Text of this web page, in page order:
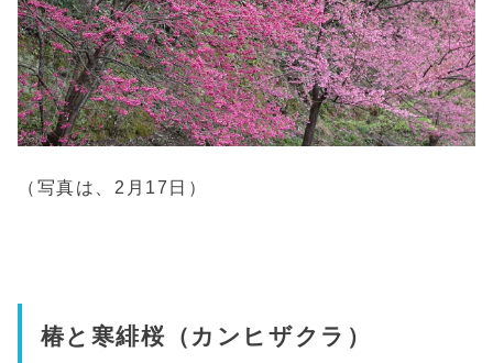
（写真は、2月17日）
椿と寒緋桜（カンヒザクラ）